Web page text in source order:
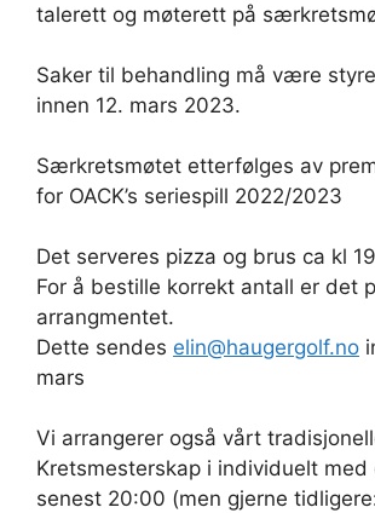
talerett og møterett på
Saker til behandling må være
innen 12. mars 2023.
Særkretsmøtet etterfølges av
for OACK’s seriespill 2022/2023
Det serveres pizza og brus ca kl
For å bestille korrekt antall er det
arrangmentet.
Dette sendes elin@haugergolf.no
mars
Vi arrangerer også vårt
Kretsmesterskap i individuelt
senest 20:00 (men gjerne